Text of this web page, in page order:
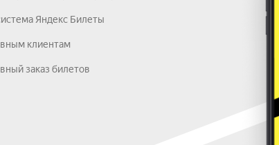
Яндекс Билеты
клиентам
заказ билетов